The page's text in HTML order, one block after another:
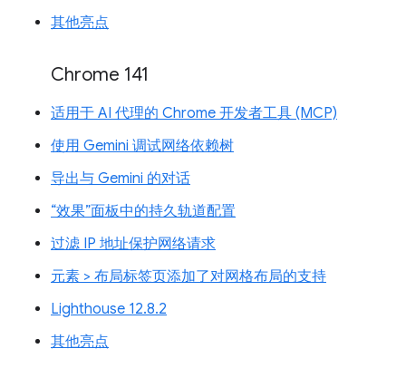
其他亮点
Chrome 141
适用于 AI 代理的 Chrome 开发者工具 (MCP)
使用 Gemini 调试网络依赖树
导出与 Gemini 的对话
“效果”面板中的持久轨道配置
过滤 IP 地址保护网络请求
元素 > 布局标签页添加了对网格布局的支持
Lighthouse 12.8.2
其他亮点